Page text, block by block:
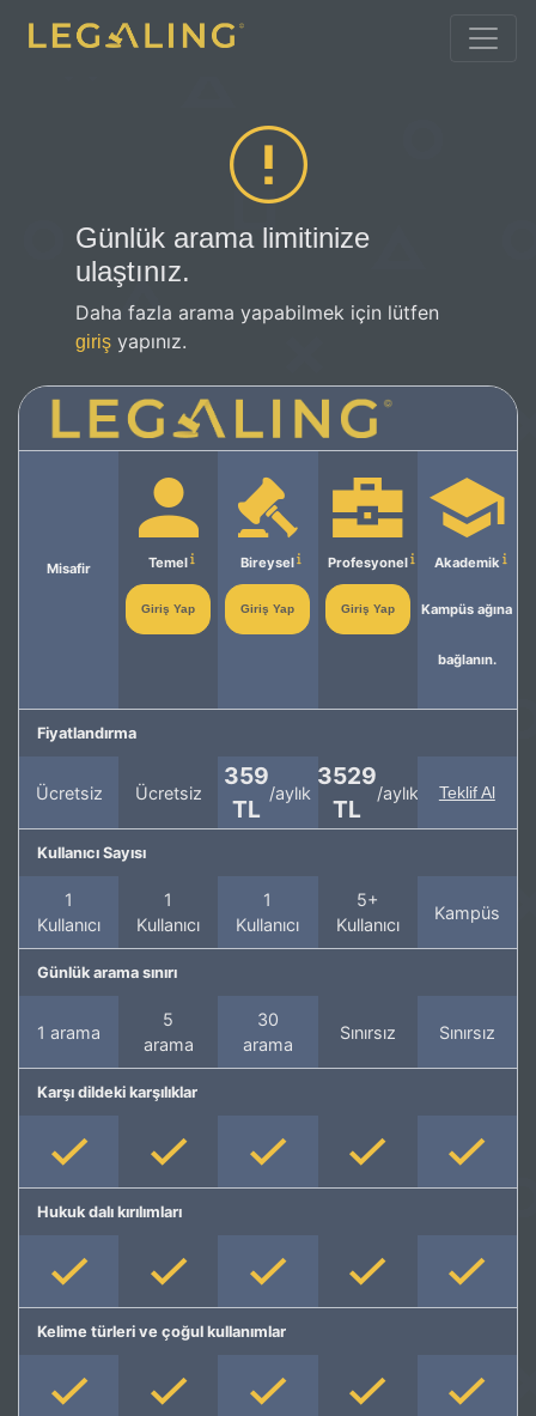
Günlük arama limitinize
ulaştınız.
Daha fazla arama yapabilmek için lütfen
giriş yapınız.
Misafir Temel
Giriş Yap
Bireysel
Giriş Yap
Profesyonel
Giriş Yap
Akademik
Kampüs ağına
bağlanın.
Fiyatlandırma
Ücretsiz Ücretsiz
359
TL
/aylık
3529
TL
/aylık Teklif Al
Kullanıcı Sayısı
1
Kullanıcı
1
Kullanıcı
1
Kullanıcı
5+
Kullanıcı
Kampüs
Günlük arama sınırı
1 arama
5
arama
30
arama
Sınırsız Sınırsız
Karşı dildeki karşılıklar
Hukuk dalı kırılımları
Kelime türleri ve çoğul kullanımlar